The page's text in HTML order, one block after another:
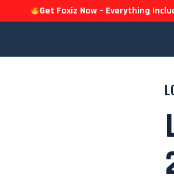
Get Foxiz Now – Everything